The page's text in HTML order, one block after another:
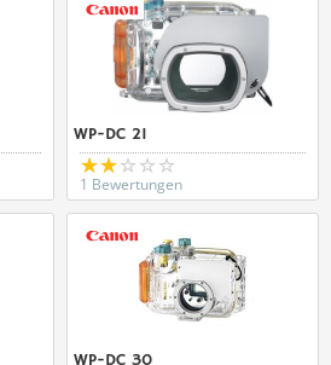
WP-DC 21
1 Bewertungen
WP-DC 30